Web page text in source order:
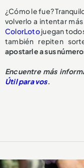
¿Cómo le fue?
volverlo a intentar
ColorLotojuegan
también repiten
apostarle a sus
Encuentre más
Útil para vos.